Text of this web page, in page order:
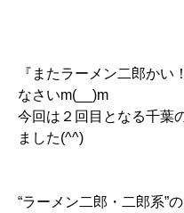
『またラーメン二郎か
なさいm(__)m
今回は２回目となる千葉
ました(^^)
“ラーメン二郎・二郎系”